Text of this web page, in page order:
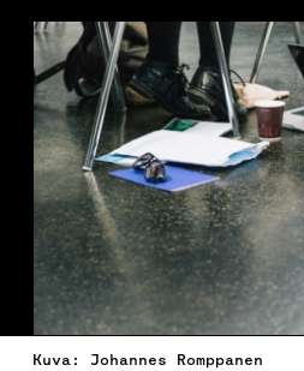
Kuva: Johannes Romppanen